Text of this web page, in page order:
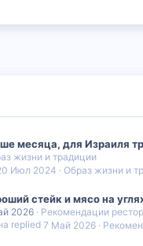
месяца, для Израиля
жизни и традиции
Образ жизни и
Июл 2024
стейк и мясо на
2026
Рекомендации
7 Май 2026